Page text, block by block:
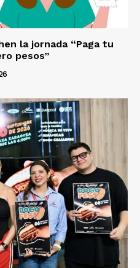
la jornada “Paga tu
pesos”